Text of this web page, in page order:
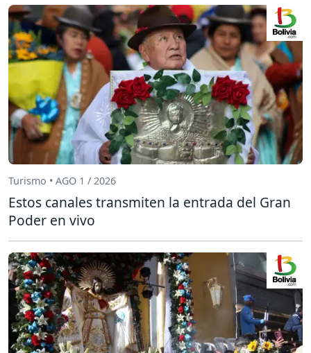
Turismo • AGO 1 / 2026
Estos canales transmiten la entrada del Gran
Poder en vivo